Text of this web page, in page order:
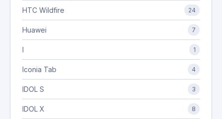
HTC Wildfire 24
Huawei 7
I 1
Iconia Tab 4
IDOL S 3
IDOL X 8